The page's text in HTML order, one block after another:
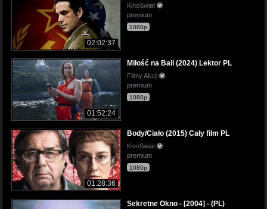
02:02:37
KinoSwiat
premium
1080p
01:52:24
Miłość na Bali (2024) Lektor PL
Filmy Akcji
premium
1080p
01:28:36
Body/Ciało (2015) Cały film PL
KinoSwiat
premium
1080p
Sekretne Okno - [2004] - (PL)